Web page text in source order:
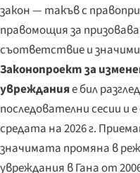
закон — такъв с
правомощия за
съответствие и
Законопроект за
уврежданияе бил
последователни сесии и
средата на 2026 г.
значимата промяна в
увреждания в Гана от